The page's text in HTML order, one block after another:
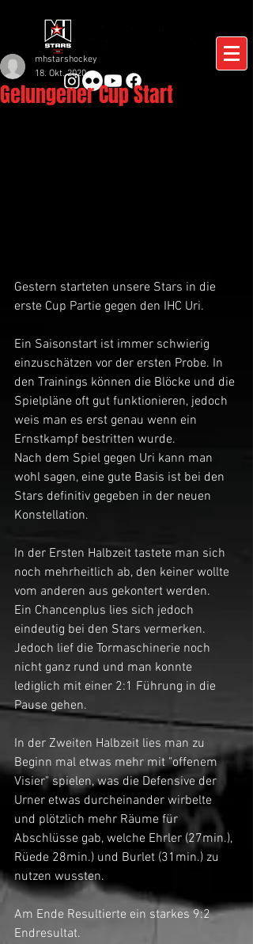
Gelungener Cup Start
mhstarshockey
18. Okt. 2020
Gestern starteten unsere Stars in die
erste Cup Partie gegen den IHC Uri.
Ein Saisonstart ist immer schwierig
einzuschätzen vor der ersten Probe. In
den Trainings können die Blöcke und die
Spielpläne oft gut funktionieren, jedoch
weis man es erst genau wenn ein
Ernstkampf bestritten wurde.
Nach dem Spiel gegen Uri kann man
wohl sagen, eine gute Basis ist bei den
Stars definitiv gegeben in der neuen
Konstellation.
In der Ersten Halbzeit tastete man sich
noch mehrheitlich ab, den keiner wollte
vom anderen aus gekontert werden.
Ein Chancenplus lies sich jedoch
eindeutig bei den Stars vermerken.
Jedoch lief die Tormaschinerie noch
nicht ganz rund und man konnte
lediglich mit einer 2:1 Führung in die
Pause gehen.
In der Zweiten Halbzeit lies man zu
Beginn mal etwas mehr mit "offenem
Visier" spielen, was die Defensive der
Urner etwas durcheinander wirbelte
und plötzlich mehr Räume für
Abschlüsse gab, welche Ehrler (27min.),
Rüede 28min.) und Burlet (31min.) zu
nutzen wussten.
Am Ende Resultierte ein starkes 9:2
Endresultat.